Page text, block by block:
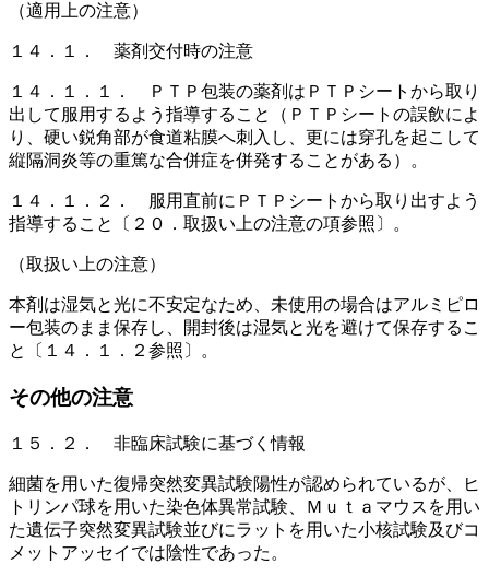
（適用上の注意）
１４．１． 薬剤交付時の注意
１４．１．１． ＰＴＰ包装の薬剤はＰＴＰシートから取り
出して服用するよう指導すること（ＰＴＰシートの誤飲によ
り、硬い鋭角部が食道粘膜へ刺入し、更には穿孔を起こして
縦隔洞炎等の重篤な合併症を併発することがある）。
１４．１．２． 服用直前にＰＴＰシートから取り出すよう
指導すること〔２０．取扱い上の注意の項参照〕。
（取扱い上の注意）
本剤は湿気と光に不安定なため、未使用の場合はアルミピロ
ー包装のまま保存し、開封後は湿気と光を避けて保存するこ
と〔１４．１．２参照〕。
その他の注意
１５．２． 非臨床試験に基づく情報
細菌を用いた復帰突然変異試験陽性が認められているが、ヒ
トリンパ球を用いた染色体異常試験、Ｍｕｔａマウスを用い
た遺伝子突然変異試験並びにラットを用いた小核試験及びコ
メットアッセイでは陰性であった。